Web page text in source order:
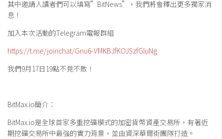
其中邀請人讀者們可以填寫”BitNews”，我們將會釋出更多獨家消
息！
加入本次活動的Telegram電報群組
https://t.me/joinchat/Gnu6-VMKBJfKOJSzfGIuNg
我們9月17日19點不見不散！
BitMax.io簡介：
BitMax.io是全球首家多重挖礦模式的加密貨幣資產交易所，有著近
期挖礦交易所中最強的實力背景，並由資深華爾街團隊打造。